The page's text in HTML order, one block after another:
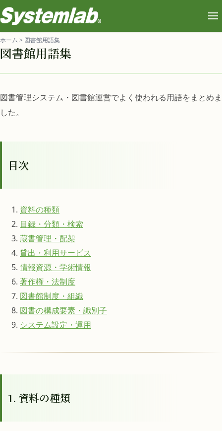
ホーム > 図書館用語集
図書館用語集
図書管理システム・図書館運営でよく使われる用語をまとめま
した。
目次
資料の種類
目録・分類・検索
蔵書管理・配架
貸出・利用サービス
情報資源・学術情報
著作権・法制度
図書館制度・組織
図書の構成要素・識別子
システム設定・運用
1. 資料の種類